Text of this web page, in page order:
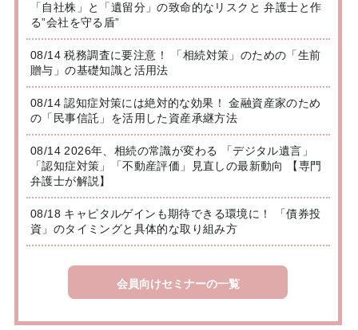
「自社株」と「遺留分」の致命的なリスクと 弁護士と作
る”会社を守る盾”
08/14 税務調査に要注意！ 「相続対策」のための「生前
贈与」の基礎知識と活用法
08/14 認知症対策には絶対的な効果！ 金融資産家のため
の「民事信託」を活用した資産承継方法
08/14 2026年、相続の常識が変わる 「デジタル遺言」
「認知症対策」「不動産評価」見直しの最新動向 【専門
弁護士が解説】
08/18 キャピタルゲインも期待できる環境に！ 「債券投
資」のタイミングと具体的な取り組み方
会員向けセミナーの一覧